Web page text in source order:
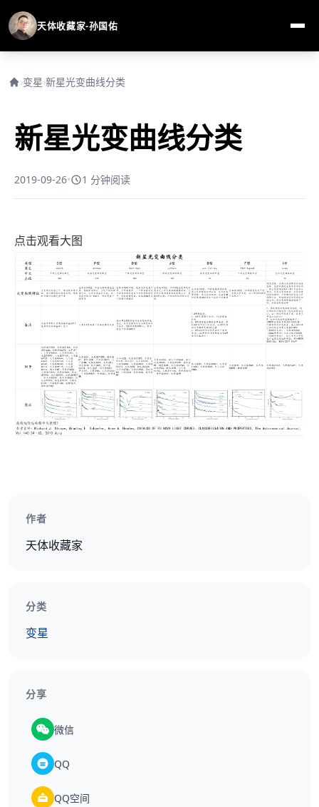
天体收藏家-孙国佑
›变星›新星光变曲线分类
新星光变曲线分类
2019-09-26• 1 分钟阅读
点击观看大图
作者
天体收藏家
分类
变星
分享
微信
QQ
QQ空间